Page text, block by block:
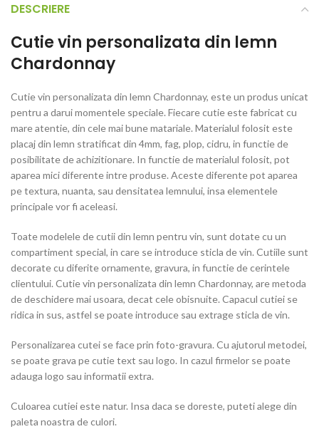
DESCRIERE
Cutie vin personalizata din lemn
Chardonnay
Cutie vin personalizata din lemn Chardonnay, este un produs unicat
pentru a darui momentele speciale. Fiecare cutie este fabricat cu
mare atentie, din cele mai bune matariale. Materialul folosit este
placaj din lemn stratificat din 4mm, fag, plop, cidru, in functie de
posibilitate de achizitionare. In functie de materialul folosit, pot
aparea mici diferente intre produse. Aceste diferente pot aparea
pe textura, nuanta, sau densitatea lemnului, insa elementele
principale vor fi aceleasi.
Toate modelele de cutii din lemn pentru vin, sunt dotate cu un
compartiment special, in care se introduce sticla de vin. Cutiile sunt
decorate cu diferite ornamente, gravura, in functie de cerintele
clientului. Cutie vin personalizata din lemn Chardonnay, are metoda
de deschidere mai usoara, decat cele obisnuite. Capacul cutiei se
ridica in sus, astfel se poate introduce sau extrage sticla de vin.
Personalizarea cutei se face prin foto-gravura. Cu ajutorul metodei,
se poate grava pe cutie text sau logo. In cazul firmelor se poate
adauga logo sau informatii extra.
Culoarea cutiei este natur. Insa daca se doreste, puteti alege din
paleta noastra de culori.